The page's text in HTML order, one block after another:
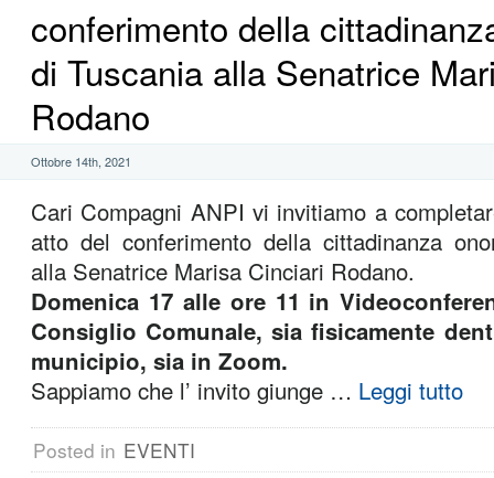
conferimento della
di Tuscania alla Senatrice
Rodano
Ottobre 14th, 2021
Cari Compagni ANPI vi invitiamo a
atto del conferimento della cittadinanza
alla Senatrice Marisa Cinciari Rodano.
Domenica 17 alle ore 11 in
Consiglio Comunale, sia fisicamente
municipio, sia in Zoom.
Sappiamo che l’ invito giunge … Leggi tutto
Posted in EVENTI